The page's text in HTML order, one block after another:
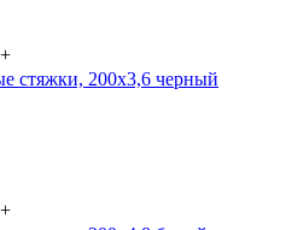
+
стяжки, 200х3,6 черный
+